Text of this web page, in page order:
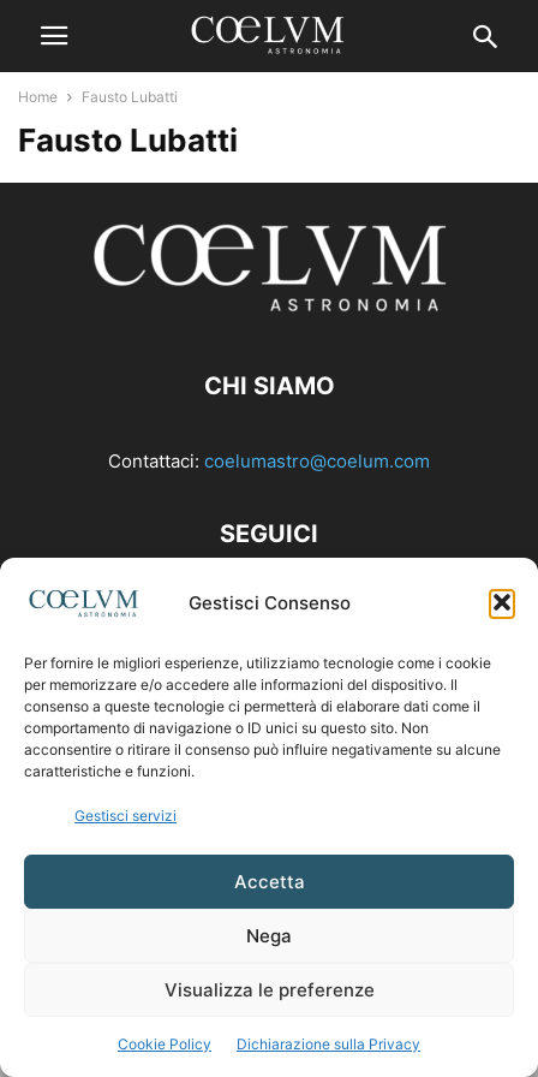
Gestisci Consenso
Per fornire le migliori esperienze, utilizziamo tecnologie come i cookie
per memorizzare e/o accedere alle informazioni del dispositivo. Il
consenso a queste tecnologie ci permetterà di elaborare dati come il
comportamento di navigazione o ID unici su questo sito. Non
acconsentire o ritirare il consenso può influire negativamente su alcune
caratteristiche e funzioni.
Gestisci servizi
Accetta
Nega
Visualizza le preferenze
Cookie Policy Dichiarazione sulla Privacy
Home Fausto Lubatti
Fausto Lubatti
CHI SIAMO
Contattaci: coelumastro@coelum.com
SEGUICI